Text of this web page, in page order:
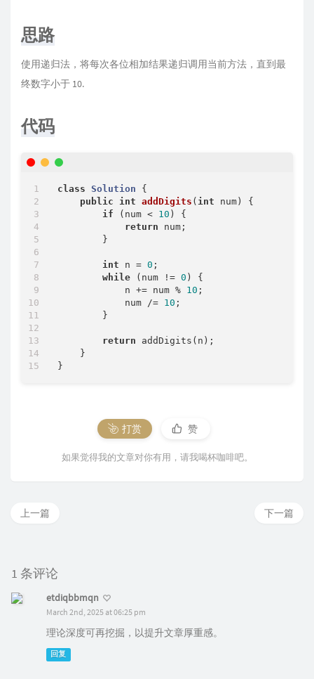
思路
使用递归法，将每次各位相加结果递归调用当前方法，直到最
终数字小于 10.
代码
class Solution
{
public
int addDigits ( int num)
{
if (num < 10 ) {
return num;
        }
int n = 0 ;
while (num != 0 ) {
            n += num %
10 ;
            num /=
10 ;
        }
return addDigits(n);
    }
打赏 赞
如果觉得我的文章对你有用，请我喝杯咖啡吧。
下一篇
上一篇
1 条评论
etdiqbbmqn
March 2nd, 2025 at 06:25 pm
理论深度可再挖掘，以提升文章厚重感。
回复